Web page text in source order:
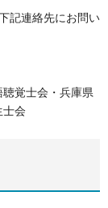
記連絡先にお問い
覚士会・兵庫県
士会